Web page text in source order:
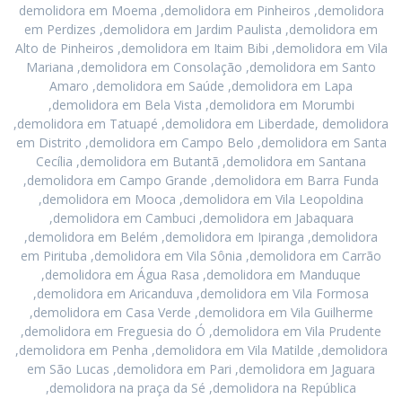
demolidora em Moema ,demolidora em Pinheiros ,demolidora
em Perdizes ,demolidora em Jardim Paulista ,demolidora em
Alto de Pinheiros ,demolidora em Itaim Bibi ,demolidora em Vila
Mariana ,demolidora em Consolação ,demolidora em Santo
Amaro ,demolidora em Saúde ,demolidora em Lapa
,demolidora em Bela Vista ,demolidora em Morumbi
,demolidora em Tatuapé ,demolidora em Liberdade, demolidora
em Distrito ,demolidora em Campo Belo ,demolidora em Santa
Cecília ,demolidora em Butantã ,demolidora em Santana
,demolidora em Campo Grande ,demolidora em Barra Funda
,demolidora em Mooca ,demolidora em Vila Leopoldina
,demolidora em Cambuci ,demolidora em Jabaquara
,demolidora em Belém ,demolidora em Ipiranga ,demolidora
em Pirituba ,demolidora em Vila Sônia ,demolidora em Carrão
,demolidora em Água Rasa ,demolidora em Manduque
,demolidora em Aricanduva ,demolidora em Vila Formosa
,demolidora em Casa Verde ,demolidora em Vila Guilherme
,demolidora em Freguesia do Ó ,demolidora em Vila Prudente
,demolidora em Penha ,demolidora em Vila Matilde ,demolidora
em São Lucas ,demolidora em Pari ,demolidora em Jaguara
,demolidora na praça da Sé ,demolidora na República